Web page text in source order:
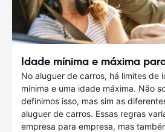
Idade mínima e máxima
No aluguer de carros, há limites de
mínima e uma idade máxima. Não
definimos isso, mas sim as
aluguer de carros. Essas regras
empresa para empresa, mas